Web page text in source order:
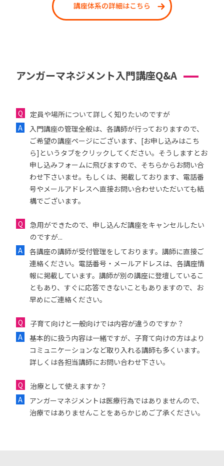
講座体系の詳細はこちら
アンガーマネジメント入門講座Q&A
定員や場所について詳しく知りたいのですが
入門講座の管理全般は、各講師が行っておりますので、
ご希望の講座ページにございます、[お申し込みはこち
ら]というタブをクリックしてください。そうしますとお
申し込みフォームに飛びますので、そちらからお問い合
わせ下さいませ。もしくは、掲載しております、電話番
号やメールアドレスへ直接お問い合わせいただいても結
構でございます。
急用ができたので、申し込んだ講座をキャンセルしたい
のですが...
各講座の講師が受付管理をしております。講師に直接ご
連絡ください。電話番号・メールアドレスは、各講座情
報に掲載しています。講師が別の講座に登壇しているこ
ともあり、すぐに応答できないこともありますので、お
早めにご連絡ください。
子育て向けと一般向けでは内容が違うのですか？
基本的に扱う内容は一緒ですが、子育て向けの方はより
コミュニケーションなど取り入れる講師も多くいます。
詳しくは各担当講師にお問い合わせ下さい。
治療として使えますか？
アンガーマネジメントは医療行為ではありませんので、
治療ではありませんことをあらかじめご了承ください。